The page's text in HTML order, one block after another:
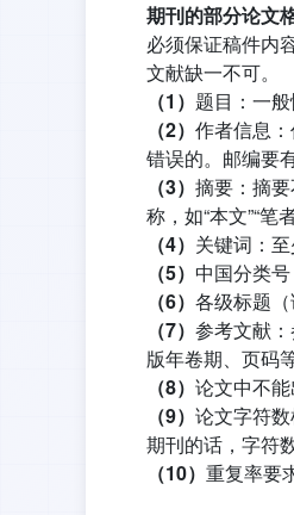
期刊的部分论文
必须保证稿件内
文献缺一不可。
（1） 题目：一
（2） 作者信息
错误的。邮编要
（3） 摘要：摘
称，如“本文”“笔
（4） 关键词：
（5） 中国分类号
（6） 各级标题
（7） 参考文献
版年卷期、页码等
（8） 论文中不
（9） 论文字符
期刊的话，字符
（10） 重复率要